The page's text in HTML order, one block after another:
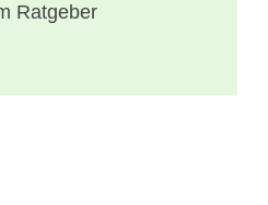
Ratgeber